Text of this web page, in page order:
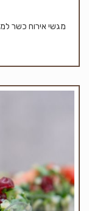
מגשי אירוח כשר